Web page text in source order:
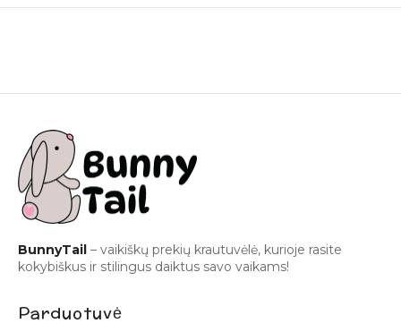
BunnyTail – vaikiškų prekių krautuvėlė, kurioje rasite
kokybiškus ir stilingus daiktus savo vaikams!
Parduotuvė